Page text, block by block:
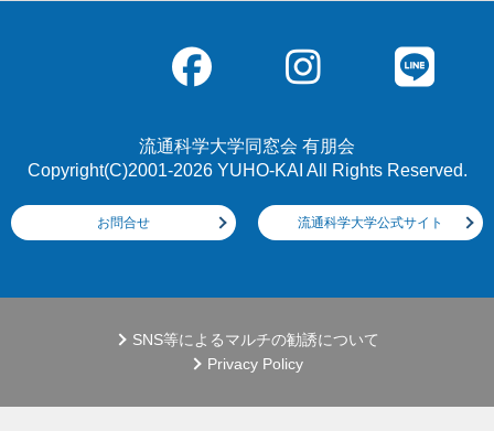
流通科学大学同窓会 有朋会
Copyright(C)2001-2026 YUHO-KAI All Rights Reserved.
お問合せ 流通科学大学公式サイト
SNS等によるマルチの勧誘について
Privacy Policy